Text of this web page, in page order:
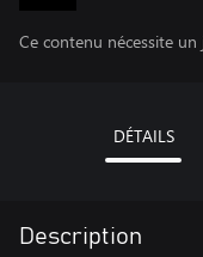
Ce contenu nécessite
DÉTAILS
Description